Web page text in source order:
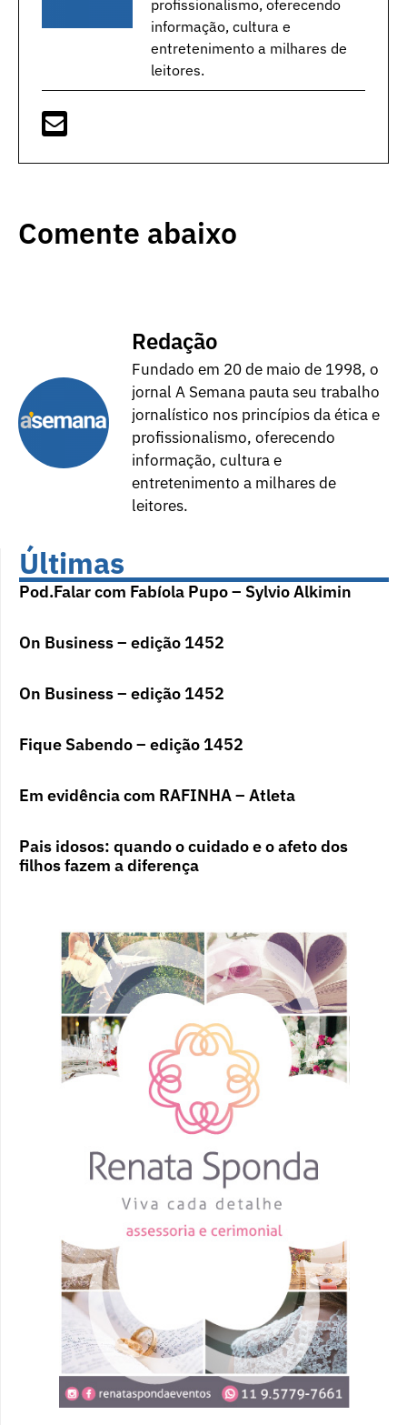
profissionalismo, oferecendo
informação, cultura e
entretenimento a milhares de
leitores.
Comente abaixo
Redação
Fundado em 20 de maio de 1998, o
jornal A Semana pauta seu trabalho
jornalístico nos princípios da ética e
profissionalismo, oferecendo
informação, cultura e
entretenimento a milhares de
leitores.
Últimas
Pod.Falar com Fabíola Pupo – Sylvio Alkimin
On Business – edição 1452
On Business – edição 1452
Fique Sabendo – edição 1452
Em evidência com RAFINHA – Atleta
Pais idosos: quando o cuidado e o afeto dos
filhos fazem a diferença